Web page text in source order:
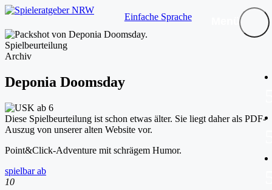
Einfache Sprache Menü
Spielbeurteilung
Archiv
Deponia Doomsday
Diese Spielbeurteilung ist schon etwas älter. Sie liegt daher als PDF-
Auszug von unserer alten Website vor.
Point&Click-Adventure mit schrägem Humor.
spielbar ab
10